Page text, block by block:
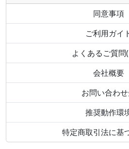
同意事項
ご利用ガイ
よくあるご質問
会社概要
お問い合わ
推奨動作環
特定商取引法に基